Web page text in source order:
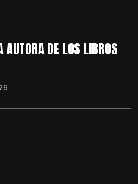
DE LOS LIBROS